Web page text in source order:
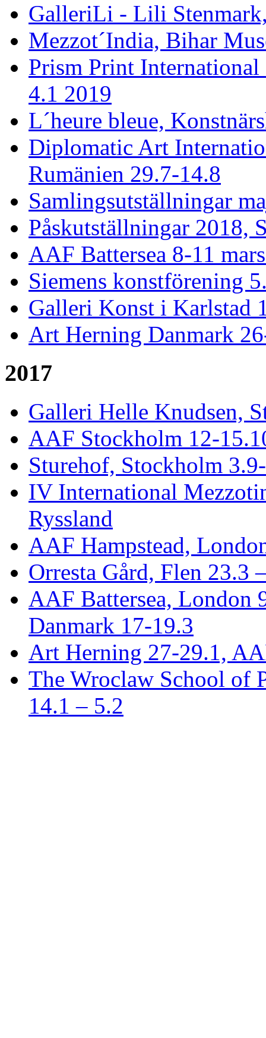
GalleriLi - Lili
Mezzot´India, Bihar
Prism Print
4.1 2019
L´heure bleue,
Diplomatic Art
Rumänien 29.7-14.8
Samlingsutställningar
Påskutställningar 2018,
AAF Battersea 8-11
Siemens konstförening
Galleri Konst i Karlstad
Art Herning Danmark
2017
Galleri Helle Knudsen,
AAF Stockholm 12-
Sturehof, Stockholm
IV International
Ryssland
AAF Hampstead,
Orresta Gård, Flen 23.3
AAF Battersea, London
Danmark 17-19.3
Art Herning 27-29.1,
The Wroclaw School of
14.1 – 5.2